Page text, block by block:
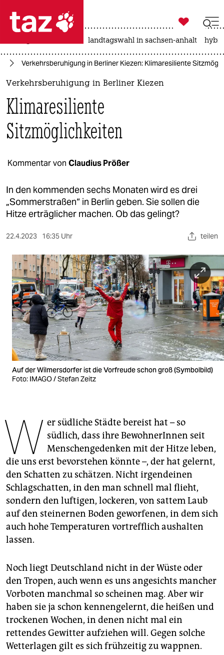
 taz zahl ich
taz zahl ich
politik
öko
gesellschaft
sport
wahrheit
verlag
verlag
veranstaltungen
shop
fragen & hilfe
genossenschaft
epaper login

taz zahl ich
landtagswahl in sachsen-anhalt
Verkehrsberuhigung in Berliner Kiezen: Klimaresiliente
Verkehrsberuhigung in Berliner Kiezen
Klimaresiliente
Sitzmöglichkeiten
Kommentar von Claudius Prößer
In den kommenden sechs Monaten wird es drei
„Sommerstraßen“ in Berlin geben. Sie sollen die
Hitze erträglicher machen. Ob das gelingt?
22.4.2023 16:35 Uhr teilen
Auf der Wilmersdorfer ist die Vorfreude schon groß (Symbolbild)
Foto: IMAGO / Stefan Zeitz
W er südliche Städte bereist hat – so
südlich, dass ihre BewohnerInnen seit
Menschengedenken mit der Hitze leben,
die uns erst bevorstehen könnte –, der hat gelernt,
den Schatten zu schätzen. Nicht irgendeinen
Schlagschatten, in den man schnell mal flieht,
sondern den luftigen, lockeren, von sattem Laub
auf den steinernen Boden geworfenen, in dem sich
auch hohe Temperaturen vortrefflich aushalten
lassen.
Noch liegt Deutschland nicht in der Wüste oder
den Tropen, auch wenn es uns angesichts mancher
Vorboten manchmal so scheinen mag. Aber wir
haben sie ja schon kennengelernt, die heißen und
trockenen Wochen, in denen nicht mal ein
rettendes Gewitter aufziehen will. Gegen solche
Wetterlagen gilt es sich frühzeitig zu wappnen.